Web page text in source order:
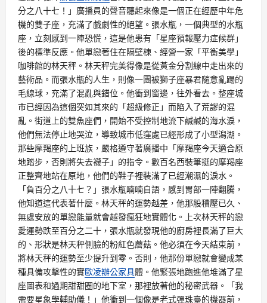
分之八十七！」廣播員的聲音聽起來像是一個正在經歷中年危
機的雙子座，充滿了戲劇性的絕望。張水瓶，一個典型的水瓶
座，立刻感到一陣恐慌，這是他患有「星座預報壓力症候群」
後的標準反應。他單戀著住在隔壁棟、經營一家「平衡美學」
咖啡館的林天秤。林天秤完美得像是從黃金分割線中走出來的
藝術品。而張水瓶的人生，則像一團被獅子座暴君隨意亂踢的
毛線球，充滿了混亂與錯位。他衝到窗邊，往外看去。整座城
市已經因為這個突如其來的「超級修正」而陷入了荒謬的混
亂。街道上的雙魚座們，開始不受控制地流下鹹鹹的海水淚，
他們無法停止地哭泣，導致城市低窪處已經形成了小型潟湖。
那些摩羯座的上班族，嚴格遵守著廣播中「摩羯座今天適合原
地踏步，否則將失去襪子」的指令。數百名西裝筆挺的摩羯座
正整齊地站在原地，他們的鞋子裡裝滿了已經潮濕的淚水。
「負百分之八十七？」張水瓶喃喃自語，感到胃部一陣翻騰，
他知道這代表著什麼。林天秤的運勢越差，他那股積壓已久、
無處安放的單戀能量就會越發瘋狂地實體化。上次林天秤的戀
愛運勢跌至百分之二十，張水瓶就發現他的廚房裡長滿了巨大
的、形狀是林天秤側臉的粉紅色蘑菇。他必須在今天結束前，
將林天秤的運勢至少提升到零。否則，他那份單戀就會變成某
種具備攻擊性的實歐凌辦公家具體。他緊張地跑進他堆滿了星
座圖表和過期甜甜圈的地下室，那裡放著他的秘密武器。「我
需要星象學輔助儀！」他衝到一個像是老式彈珠臺的機器前，